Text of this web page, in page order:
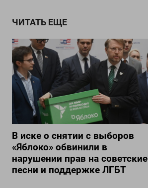
ЧИТАТЬ ЕЩЕ
В иске о снятии с выборов
«Яблоко» обвинили в
нарушении прав на советские
песни и поддержке ЛГБТ